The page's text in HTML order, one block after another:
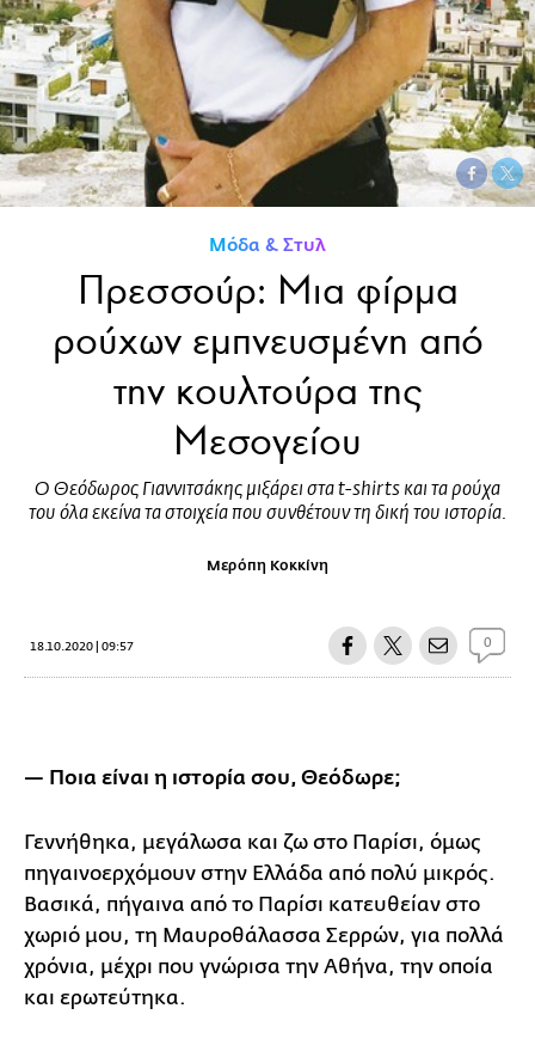
Μόδα & Στυλ
Πρεσσούρ: Μια φίρμα
ρούχων εμπνευσμένη από
την κουλτούρα της
Μεσογείου
Ο Θεόδωρος Γιαννιτσάκης μιξάρει στα t-shirts και τα ρούχα
του όλα εκείνα τα στοιχεία που συνθέτουν τη δική του ιστορία.
Μερόπη Κοκκίνη
18.10.2020 | 09:57 0
— Ποια είναι η ιστορία σου, Θεόδωρε;
Γεννήθηκα, μεγάλωσα και ζω στο Παρίσι, όμως
πηγαινοερχόμουν στην Ελλάδα από πολύ μικρός.
Βασικά, πήγαινα από το Παρίσι κατευθείαν στο
χωριό μου, τη Μαυροθάλασσα Σερρών, για πολλά
χρόνια, μέχρι που γνώρισα την Αθήνα, την οποία
και ερωτεύτηκα.